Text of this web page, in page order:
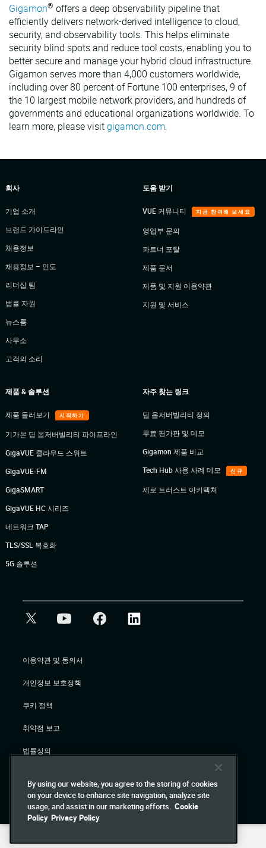
Gigamon® offers a deep observability pipeline that
efficiently delivers network-derived intelligence to cloud,
security, and observability tools. This helps eliminate
security blind spots and reduce tool costs, enabling you to
better secure and manage your hybrid cloud infrastructure.
Gigamon serves more than 4,000 customers worldwide,
including over 80 percent of Fortune 100 enterprises, 9 of
the 10 largest mobile network providers, and hundreds of
governments and educational organizations worldwide. To
learn more, please visitgigamon.com.
회사
기업 소개
브랜드 가이드라인
채용정보
채용정보 – 인도
리더십 팀
법률 자원
뉴스룸
사무소
고객의 소리
도움 받기
VUE 커뮤니티 지금 참여해 보세요
영업부 문의
파트너 포탈
제품 문서
제품 및 지원 이용약관
지원 및 서비스
제품 & 솔루션
제품 둘러보기 시작하기
기가몬 딥 옵저버빌리티 파이프라인
GigaVUE 클라우드 스위트
GigaVUE-FM
GigaSMART
GigaVUE HC 시리즈
네트워크 TAP
TLS/SSL 복호화
5G 솔루션
자주 찾는 링크
딥 옵저버빌리티 정의
무료 평가판 및 데모
Gigamon 제품 비교
Tech Hub 사용 사례 데모
신규
제로 트러스트 아키텍처
이용약관 및 동의서
개인정보 보호정책
쿠키 정책
취약점 보고
법률상의
© Gigamon 2026
By using our website, you agree to the storing of cookies
on your device to enhance site navigation, analyze site
usage, and assist in our marketing efforts. Cookie
Policy Privacy Policy